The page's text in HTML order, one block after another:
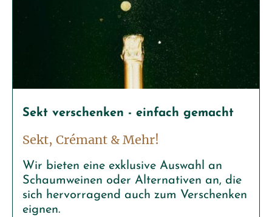
Sekt verschenken - einfach gemacht
Sekt, Crémant & Mehr!
Wir bieten eine exklusive Auswahl an
Schaumweinen oder Alternativen an, die
sich hervorragend auch zum Verschenken
eignen.